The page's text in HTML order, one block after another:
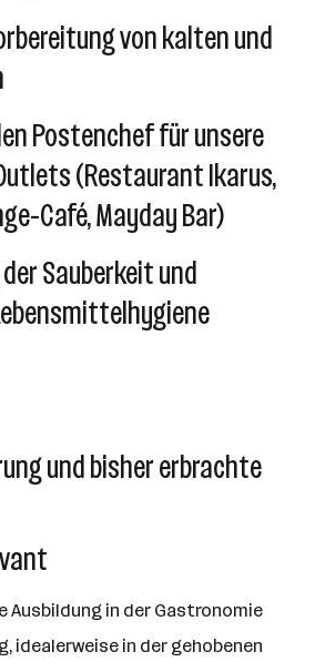
von kalten und
Postenchef für unsere
(Restaurant Ikarus,
Café, Mayday Bar)
Sauberkeit und
und bisher erbrachte
Ausbildung in der Gastronomie
idealerweise in der gehobenen